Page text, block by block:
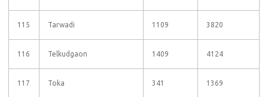
115 Tarwadi 1109 3820
116 Telkudgaon 1409 4124
117 Toka 341 1369